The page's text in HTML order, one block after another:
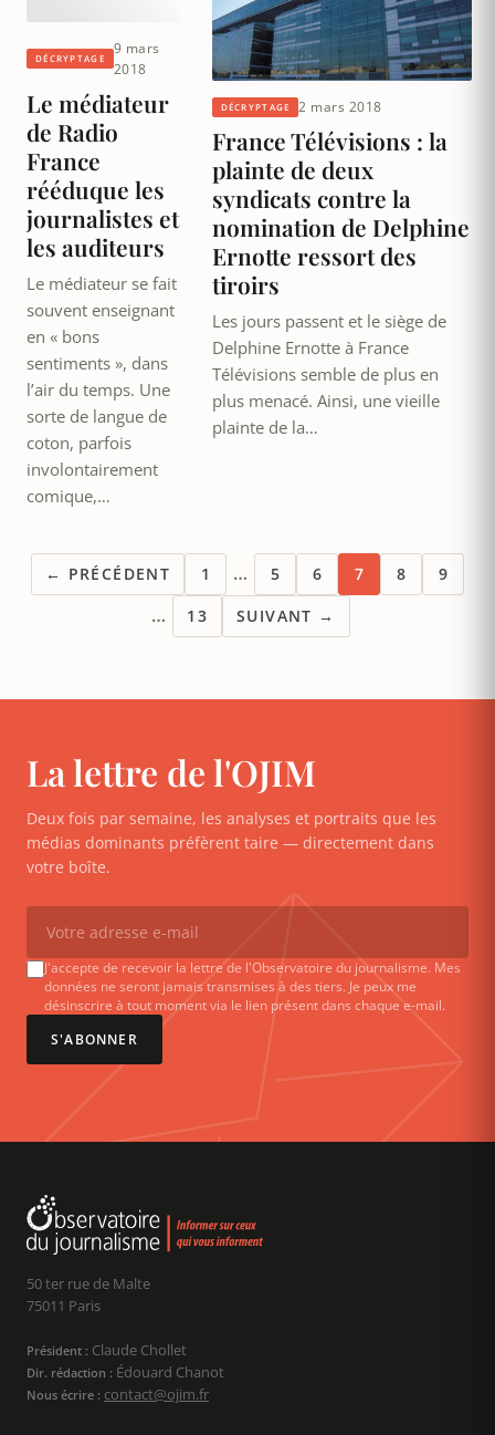
DÉCRYPTAGE
9 mars
2018
Le médiateur
de Radio
France
rééduque les
journalistes et
les auditeurs
Le médiateur se fait
souvent enseignant
en « bons
sentiments », dans
l’air du temps. Une
sorte de langue de
coton, parfois
involontairement
comique,…
DÉCRYPTAGE 2 mars 2018
France Télévisions : la
plainte de deux
syndicats contre la
nomination de Delphine
Ernotte ressort des
tiroirs
Les jours passent et le siège de
Delphine Ernotte à France
Télévisions semble de plus en
plus menacé. Ainsi, une vieille
plainte de la…
← PRÉCÉDENT 1 … 5 6 7 8 9
… 13 SUIVANT →
La lettre de l'OJIM
Deux fois par semaine, les analyses et portraits que les
médias dominants préfèrent taire — directement dans
votre boîte.
J'accepte de recevoir la lettre de l'Observatoire du journalisme. Mes
données ne seront jamais transmises à des tiers. Je peux me
désinscrire à tout moment via le lien présent dans chaque e-mail.
S'ABONNER
50 ter rue de Malte
75011 Paris
Président : Claude Chollet
Dir. rédaction : Édouard Chanot
Nous écrire : contact@ojim.fr